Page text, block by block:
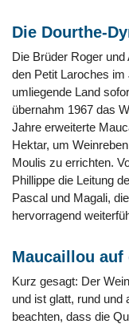
Die Dourthe-
Die Brüder Roger
den Petit Laroches im
umliegende Land
übernahm 1967 das
Jahre erweiterte
Hektar, um
Moulis zu errichten.
Phillippe die Leitung
Pascal und Magali,
hervorragend
Maucaillou auf
Kurz gesagt: Der
und ist glatt, rund und
beachten, dass die